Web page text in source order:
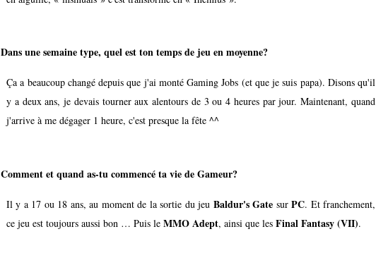
Dans une semaine type, quel est ton temps de jeu en moyenne?
Ça a beaucoup changé depuis que j'ai monté Gaming Jobs (et que je suis papa). Disons qu'il
y a deux ans, je devais tourner aux alentours de 3 ou 4 heures par jour. Maintenant, quand
j'arrive à me dégager 1 heure, c'est presque la fête ^^
Comment et quand as-tu commencé ta vie de Gameur?
Il y a 17 ou 18 ans, au moment de la sortie du jeu Baldur's Gate surPC. Et franchement,
ce jeu est toujours aussi bon … Puis le MMO Adept, ainsi que les Final Fantasy (VII).